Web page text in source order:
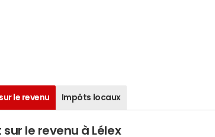
le revenu Impôts locaux
sur le revenu à Lélex